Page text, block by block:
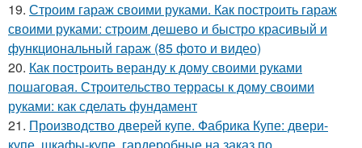
19. Строим гараж своими руками. Как построить гараж
своими руками: строим дешево и быстро красивый и
функциональный гараж (85 фото и видео)
20. Как построить веранду к дому своими руками
пошаговая. Строительство террасы к дому своими
руками: как сделать фундамент
21. Производство дверей купе. Фабрика Купе: двери-